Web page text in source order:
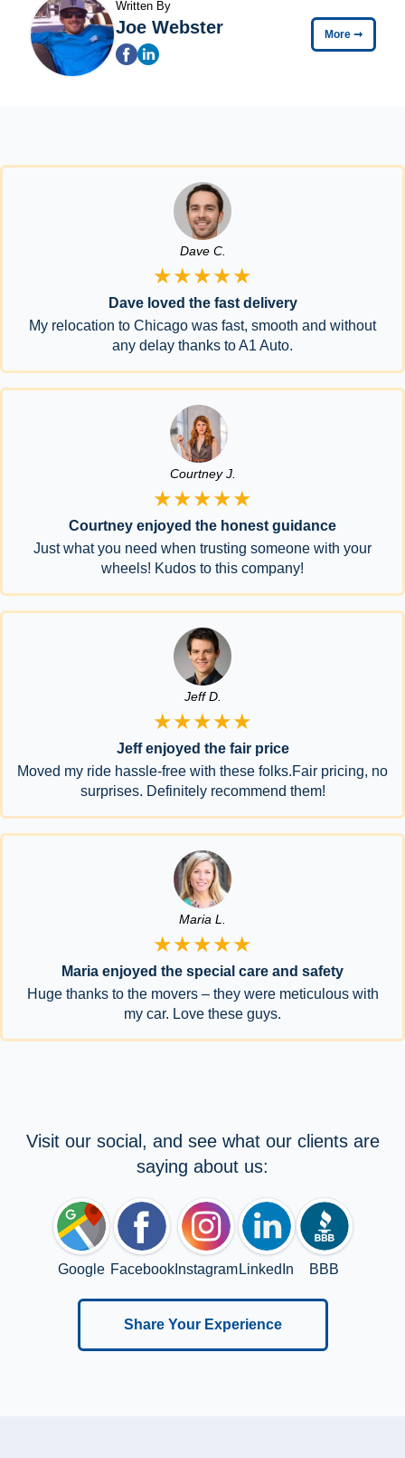
Written By
Joe Webster More ➞
Dave C.
★★★★★
Dave loved the fast delivery
My relocation to Chicago was fast, smooth and without
any delay thanks to A1 Auto.
Courtney J.
★★★★★
Courtney enjoyed the honest guidance
Just what you need when trusting someone with your
wheels! Kudos to this company!
Jeff D.
★★★★★
Jeff enjoyed the fair price
Moved my ride hassle-free with these folks.Fair pricing, no
surprises. Definitely recommend them!
Maria L.
★★★★★
Maria enjoyed the special care and safety
Huge thanks to the movers – they were meticulous with
my car. Love these guys.
Visit our social, and see what our clients are
saying about us:
Google FacebookInstagram LinkedIn BBB
Share Your Experience